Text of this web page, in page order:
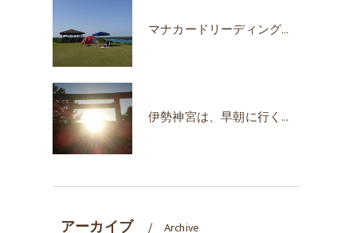
マナカードリーディングで自己肯定感が上がった！
伊勢神宮は、早朝に行くのがオススメな時期♪
アーカイブ Archive